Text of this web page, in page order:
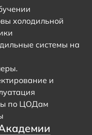
холодильной
системы на
и
по ЦОДам